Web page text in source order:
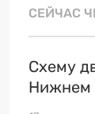
СЕЙЧАС
Схему
Нижнем